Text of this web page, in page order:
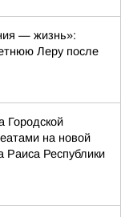
— жизнь»:
Леру после
Городской
на новой
Раиса Республики